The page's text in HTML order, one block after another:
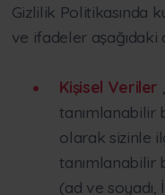
Gizlilik Politikasında
ve ifadeler
Kişisel Veriler
tanımlanabilir
olarak sizinle
tanımlanabilir
(ad ve soyadı,